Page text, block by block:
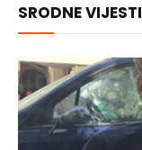
SRODNE VIJESTI